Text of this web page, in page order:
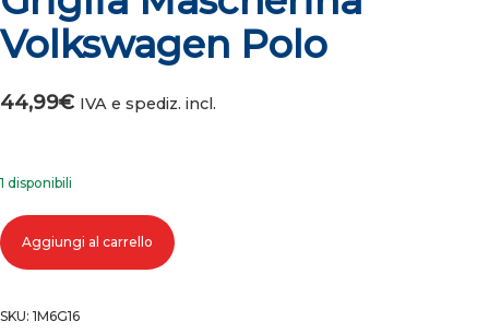
Volkswagen Polo
44,99€ IVA e spediz. incl.
1 disponibili
Griglia mascherina volkswagen polo quantità
Aggiungi al carrello
SKU: 1M6G16